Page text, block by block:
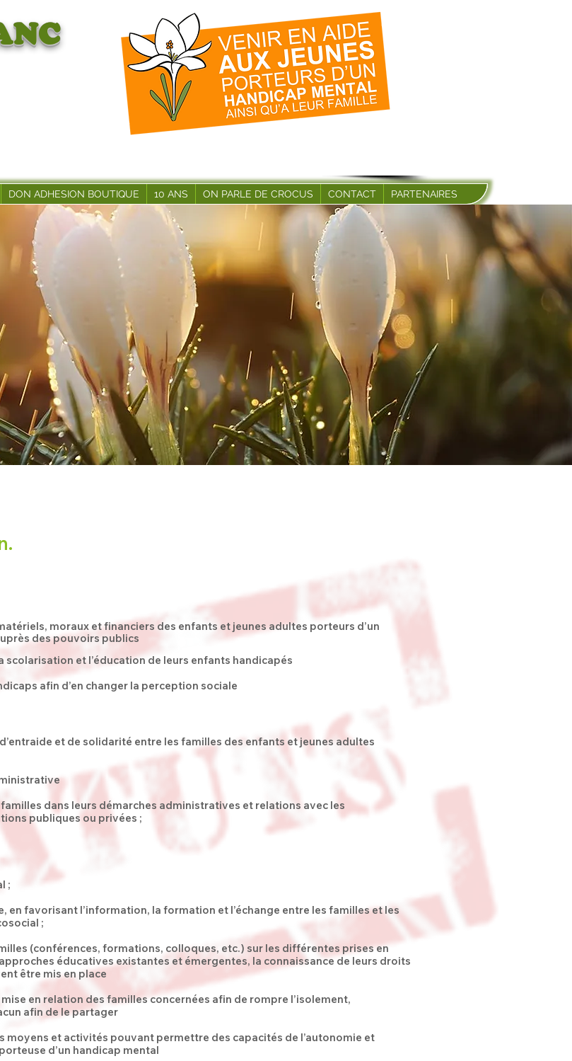
DON ADHESION BOUTIQUE 10 ANS ON PARLE DE CROCUS CONTACT PARTENAIRES
moraux et financiers des enfants et jeunes adultes porteurs d’un
des pouvoirs publics
scolarisation et l’éducation de leurs enfants handicapés
afin d’en changer la perception sociale
et de solidarité entre les familles des enfants et jeunes adultes
familles dans leurs démarches administratives et relations avec les
publiques ou privées ;
;
en favorisant l’information, la formation et l’échange entre les familles et les
;
(conférences, formations, colloques, etc.) sur les différentes prises en
éducatives existantes et émergentes, la connaissance de leurs droits
être mis en place
en relation des familles concernées afin de rompre l’isolement,
afin de le partager
et activités pouvant permettre des capacités de l’autonomie et
d’un handicap mental